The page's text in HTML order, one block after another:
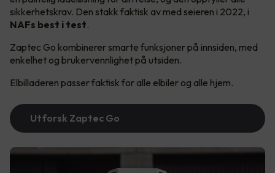
sikkerhetskrav. Den stakk faktisk av med seieren i 2022, i
NAFs best i test.
Zaptec Go kombinerer smarte funksjoner på innsiden, med
enkelhet og brukervennlighet på utsiden.
Elbilladeren passer faktisk for alle elbiler og alle hjem.
Utforsk Zaptec Go